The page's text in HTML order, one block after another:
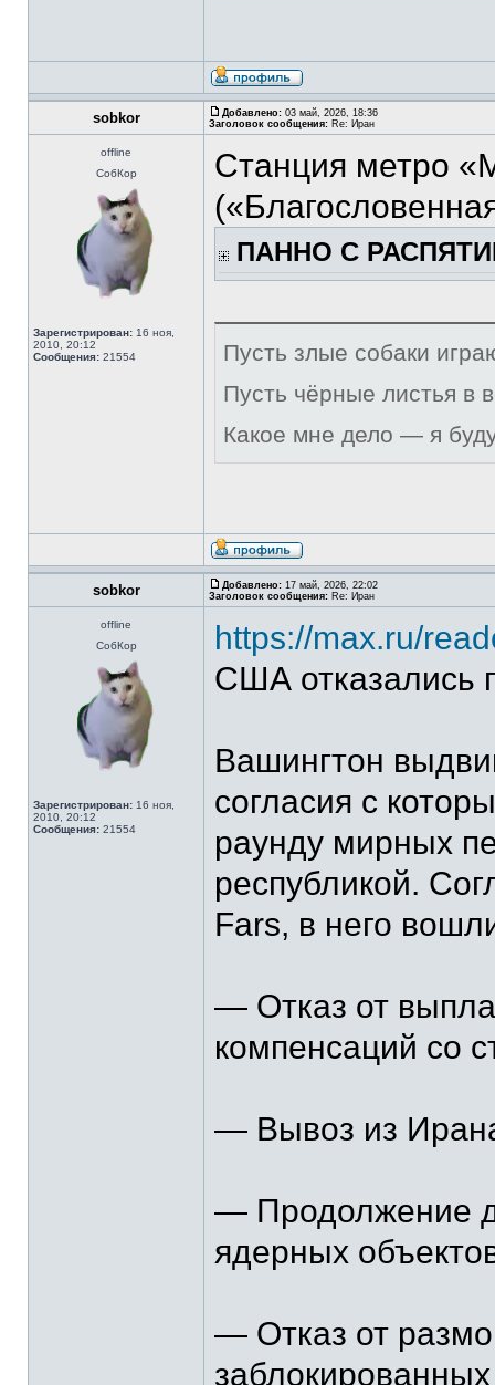
sobkor Добавлено: 03 май, 2026, 18:36
Заголовок сообщения: Re: Иран
offline
СобКор
Зарегистрирован: 16 ноя,
2010, 20:12
Сообщения: 21554
Станция метро
ПАННО С
Пусть злые собаки
Пусть чёрные листья в
Какое мне дело — я
sobkor Добавлено: 17 май, 2026, 22:02
Заголовок сообщения: Re: Иран
offline
СобКор
Зарегистрирован: 16 ноя,
2010, 20:12
Сообщения: 21554
https://max.ru/
США отказались
Вашингтон
согласия с
раунду мирных
республикой.
Fars, в него
— Отказ от
компенсаций со
— Вывоз из
— Продолжение
ядерных
— Отказ от